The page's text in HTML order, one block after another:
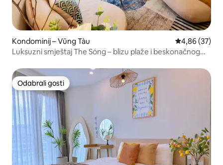
Kondominij – Vũng Tàu Prosječna
4,86 (37)
Luksuzni smještaj The Sóng – blizu plaže i beskonačnog
Odabrali gosti
Odabrali gosti